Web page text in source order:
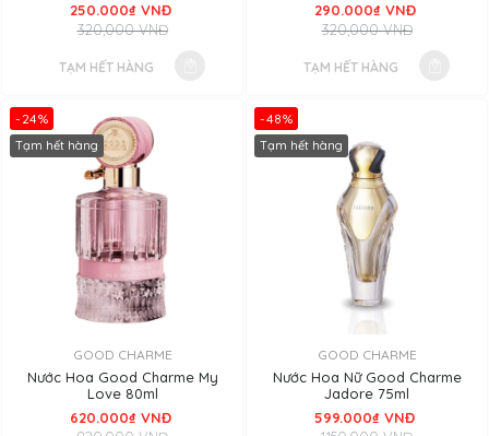
250.000₫ VNĐ
320,000 VNĐ
TẠM HẾT HÀNG
290.000₫ VNĐ
320,000 VNĐ
TẠM HẾT HÀNG
-24%
Tạm hết hàng
GOOD CHARME
Nước Hoa Good Charme My
Love 80ml
620.000₫ VNĐ
-48%
Tạm hết hàng
GOOD CHARME
Nước Hoa Nữ Good Charme
Jadore 75ml
599.000₫ VNĐ